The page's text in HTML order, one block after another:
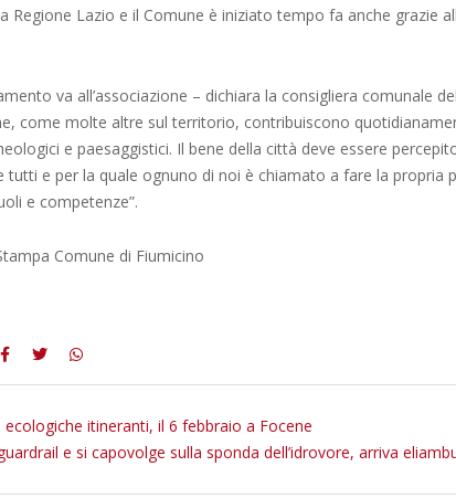
Regione Lazio e il Comune è iniziato tempo fa anche grazie
va all’associazione – dichiara la consigliera comunale
come molte altre sul territorio, contribuiscono
e paesaggistici. Il bene della città deve essere
tutti e per la quale ognuno di noi è chiamato a fare la propria
e competenze”.
Comune di Fiumicino
ecologiche itineranti, il 6 febbraio a Focene
e si capovolge sulla sponda dell’idrovore, arriva